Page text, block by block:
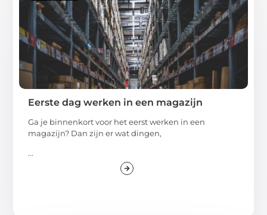
Eerste dag werken in een magazijn
Ga je binnenkort voor het eerst werken in een
magazijn? Dan zijn er wat dingen,
...